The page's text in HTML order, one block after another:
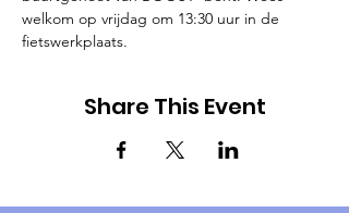
welkom op vrijdag om 13:30 uur in de
fietswerkplaats.
Share This Event